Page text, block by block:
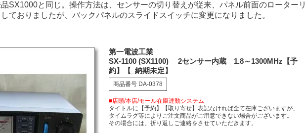
SX1000と同じ。操作方法は、センサーの切り替えが従来、パネル前面のローターリ
ておりましたが、バックパネルのスライドスイッチに変更になりました。
第一電波工業
SX-1100 (SX1100) 2センサー内蔵 1.8～1300MHz【予
約】【_納期未定】
商品番号 DA-0378
■店頭/本店/モール在庫連動システム
タイトルに【予約】【取り寄せ】表記なければ全て在庫ございますが、
タイムラグ等によりご注文商品がご用意できない場合がございます。
その場合には、折り返しご連絡をさせていただきます。